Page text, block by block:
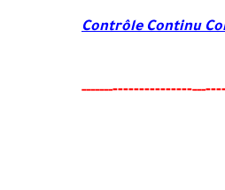
Contrôle Continu
-------------------------